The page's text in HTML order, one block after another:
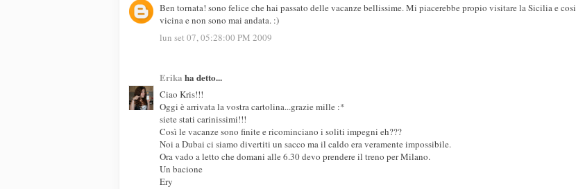
Ben tornata! sono felice che hai passato delle vacanze bellissime. Mi piacerebbe propio visitare la Sicilia e cosi
vicina e non sono mai andata. :)
lun set 07, 05:28:00 PM 2009
Erika ha detto...
Ciao Kris!!!
Oggi è arrivata la vostra cartolina...grazie mille :*
siete stati carinissimi!!!
Così le vacanze sono finite e ricominciano i soliti impegni eh???
Noi a Dubai ci siamo divertiti un sacco ma il caldo era veramente impossibile.
Ora vado a letto che domani alle 6.30 devo prendere il treno per Milano.
Un bacione
Ery